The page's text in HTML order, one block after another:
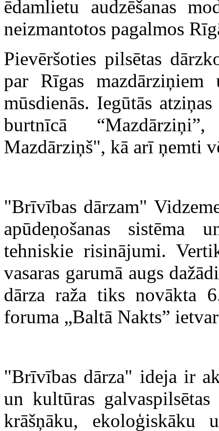
ēdamlietu audzēšanas
neizmantotos pagalmos
Pievēršoties pilsētas
par Rīgas mazdārziņiem
mūsdienās. Iegūtās
burtnīcā
Mazdārziņš", kā arī ņemti
"Brīvības dārzam"
apūdeņošanas sistēma
tehniskie risinājumi.
vasaras garumā augs
dārza raža tiks novākta
foruma „Baltā Nakts”
"Brīvības dārza" ideja ir
un kultūras
krāšņāku, ekoloģiskāku